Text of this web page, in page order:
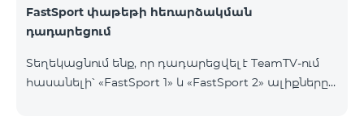
FastSport փաթեթի հեռարձակման
դադարեցում
Տեղեկացնում ենք, որ դադարեցվել է TeamTV-ում
հասանելի՝ «FastSport 1» և «FastSport 2» ալիքները